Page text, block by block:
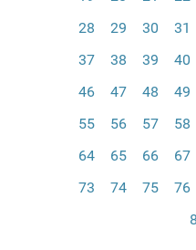
28
29 30 31
37
38 39 40
46
47 48 49
55
56 57 58
64
65 66 67
73
74 75 76